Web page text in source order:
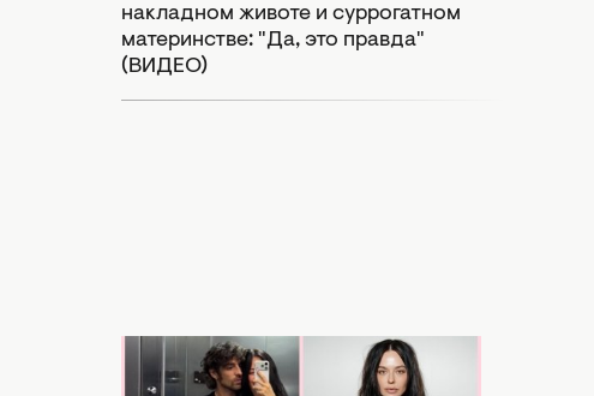
накладном животе и суррогатном
материнстве: "Да, это правда"
(ВИДЕО)
Сегодня 17:56